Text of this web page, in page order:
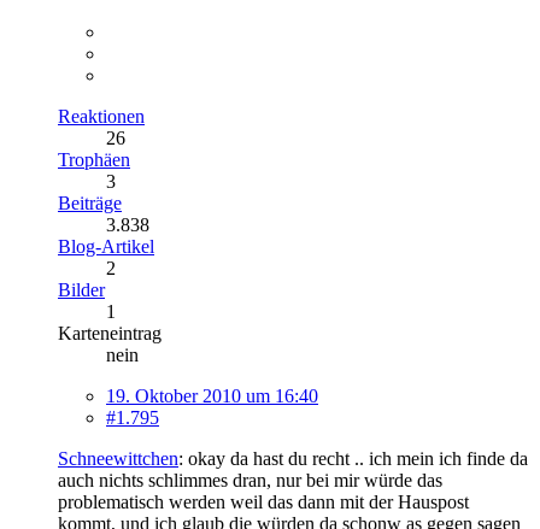
Reaktionen
26
Trophäen
3
Beiträge
3.838
Blog-Artikel
2
Bilder
1
Karteneintrag
nein
19. Oktober 2010 um 16:40
#1.795
Schneewittchen: okay da hast du recht .. ich mein ich finde da
auch nichts schlimmes dran, nur bei mir würde das
problematisch werden weil das dann mit der Hauspost
kommt, und ich glaub die würden da schonw as gegen sagen